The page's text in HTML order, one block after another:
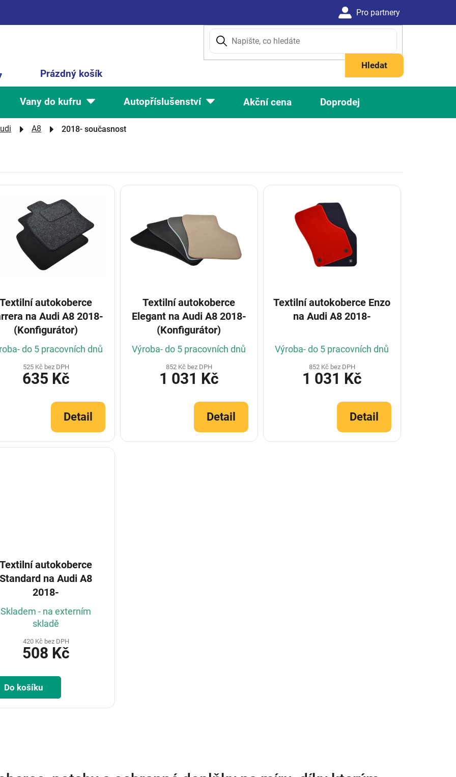
Hledat
Nákupní
košík
Prázdný košík
Vany do kufru Autopříslušenství Akční cena Doprodej
A8 2018- současnost
Textilní autokoberce
na Audi A8 2018-
(Konfigurátor)
do 5 pracovních dnů
525 Kč bez DPH
635 Kč
Detail
Textilní autokoberce
Elegant na Audi A8 2018-
(Konfigurátor)
Výroba- do 5 pracovních dnů
852 Kč bez DPH
1 031 Kč
Detail
Textilní autokoberce Enzo
na Audi A8 2018-
Výroba- do 5 pracovních dnů
852 Kč bez DPH
1 031 Kč
Detail
Textilní autokoberce
Standard na Audi A8
2018-
Skladem - na externím
skladě
420 Kč bez DPH
508 Kč
Do košíku
a